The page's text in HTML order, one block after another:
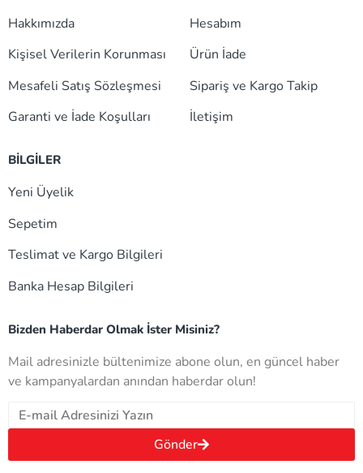
Hakkımızda
Kişisel Verilerin Korunması
Mesafeli Satış Sözleşmesi
Garanti ve İade Koşulları
Hesabım
Ürün İade
Sipariş ve Kargo Takip
İletişim
BİLGİLER
Yeni Üyelik
Sepetim
Teslimat ve Kargo Bilgileri
Banka Hesap Bilgileri
Bizden Haberdar Olmak İster Misiniz?
Mail adresinizle bültenimize abone olun, en güncel haber
ve kampanyalardan anından haberdar olun!
Gönder